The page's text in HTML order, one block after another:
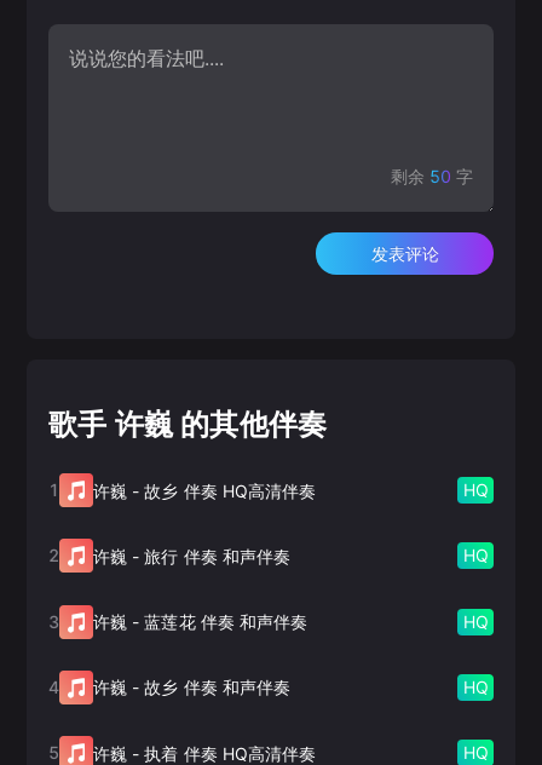
剩余 50 字
发表评论
歌手 许巍 的其他伴奏
1 许巍 -故乡 伴奏 HQ高清伴奏 HQ
2 许巍 -旅行 伴奏 和声伴奏 HQ
3 许巍 -蓝莲花 伴奏 和声伴奏 HQ
4 许巍 -故乡 伴奏 和声伴奏 HQ
5 许巍 -执着 伴奏 HQ高清伴奏 HQ